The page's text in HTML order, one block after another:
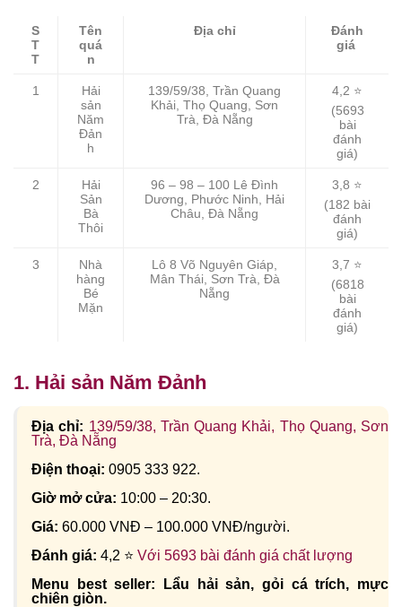
S
T
T
Tên
quá
n
Địa chỉ
Đánh
giá
1
Hải
sản
Năm
Đản
h
139/59/38, Trần Quang
Khải, Thọ Quang, Sơn
Trà, Đà Nẵng
4,2 ⭐
(5693
bài
đánh
giá)
2
Hải
Sản
Bà
Thôi
96 – 98 – 100 Lê Đình
Dương, Phước Ninh, Hải
Châu, Đà Nẵng
3,8 ⭐
(182 bài
đánh
giá)
3
Nhà
hàng
Bé
Mặn
Lô 8 Võ Nguyên Giáp,
Mân Thái, Sơn Trà, Đà
Nẵng
3,7 ⭐
(6818
bài
đánh
giá)
1. Hải sản Năm Đảnh
Địa chỉ: 139/59/38, Trần Quang Khải, Thọ Quang, Sơn
Trà, Đà Nẵng
Điện thoại: 0905 333 922.
Giờ mở cửa: 10:00 – 20:30.
Giá: 60.000 VNĐ – 100.000 VNĐ/người.
Đánh giá: 4,2 ⭐ Với 5693 bài đánh giá chất lượng
Menu best seller: Lẩu hải sản, gỏi cá trích, mực
chiên giòn.